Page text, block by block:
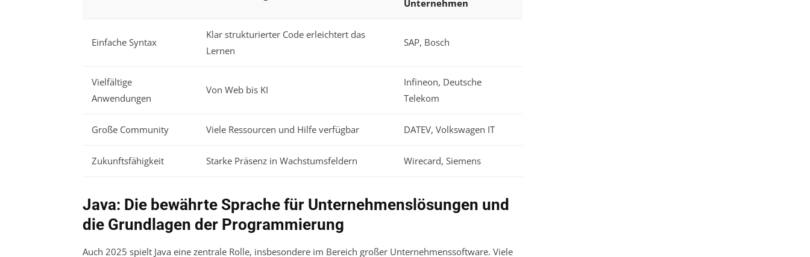
Unternehmen
Einfache Syntax
Klar strukturierter Code erleichtert das
Lernen
SAP, Bosch
Vielfältige
Anwendungen
Von Web bis KI
Infineon, Deutsche
Telekom
Große Community Viele Ressourcen und Hilfe verfügbar DATEV, Volkswagen IT
Zukunftsfähigkeit Starke Präsenz in Wachstumsfeldern Wirecard, Siemens
Java: Die bewährte Sprache für Unternehmenslösungen und
die Grundlagen der Programmierung
Auch 2025 spielt Java eine zentrale Rolle, insbesondere im Bereich großer Unternehmenssoftware. Viele